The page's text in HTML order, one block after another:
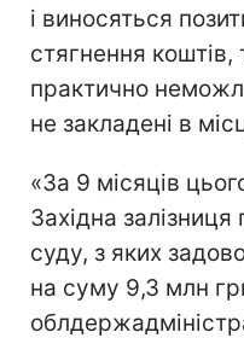
і виносяться
стягнення коштів,
практично
не закладені в
«За 9 місяців
Західна
суду, з яких
на суму 9,3 млн